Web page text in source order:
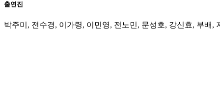
출연진
박주미, 전수경, 이가령, 이민영, 전노민, 문성호, 강신효, 부배,